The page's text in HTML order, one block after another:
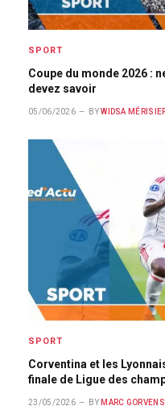
SPORT
Coupe du monde 2026 :
devez savoir
05/06/2026 BY WIDSA
SPORT
Corventina et les
finale de Ligue des
23/05/2026 BY MARC